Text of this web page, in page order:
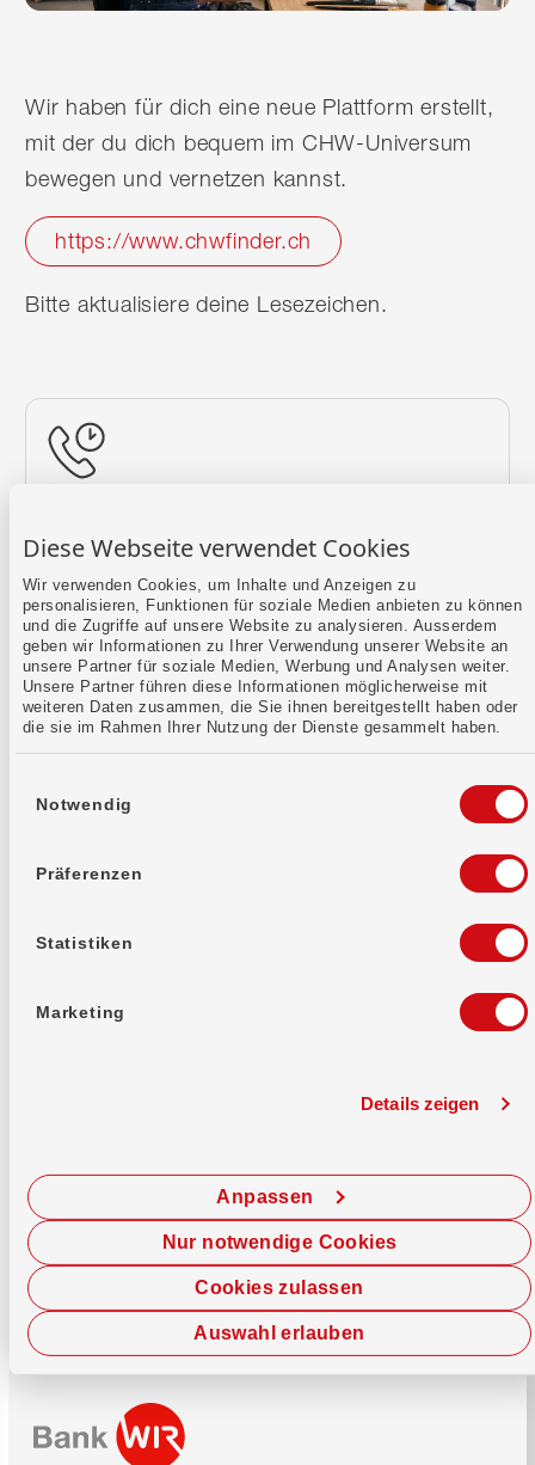
Diese Webseite verwendet Cookies
Wir verwenden Cookies, um Inhalte und Anzeigen zu
personalisieren, Funktionen für soziale Medien anbieten zu können
und die Zugriffe auf unsere Website zu analysieren. Ausserdem
geben wir Informationen zu Ihrer Verwendung unserer Website an
unsere Partner für soziale Medien, Werbung und Analysen weiter.
Unsere Partner führen diese Informationen möglicherweise mit
weiteren Daten zusammen, die Sie ihnen bereitgestellt haben oder
die sie im Rahmen Ihrer Nutzung der Dienste gesammelt haben.
Notwendig
Präferenzen
Statistiken
Marketing
Details zeigen
Cookies zulassen
Anpassen
Auswahl erlauben
Nur notwendige Cookies
Wir haben für dich eine neue Plattform erstellt,
mit der du dich bequem im CHW-Universum
bewegen und vernetzen kannst.
https://www.chwfinder.ch
Bitte aktualisiere deine Lesezeichen.
Mehr erfahren
Kontaktformular
Jetzt chatten